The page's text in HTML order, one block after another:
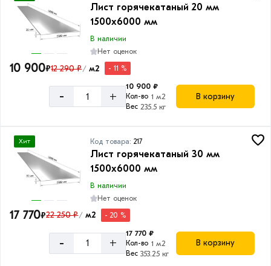
Лист горячекатаный 20 мм
1500х6000 мм
В наличии
Нет оценок
10 900₽12 290 ₽/ м2 - 11 %
- +
10 900 ₽
Кол-во 1 м2
Вес 235.5 кг
В корзину
Хит Код товара: 217
Лист горячекатаный 30 мм
1500х6000 мм
В наличии
Нет оценок
17 770₽22 250 ₽/ м2 - 20 %
- +
17 770 ₽
Кол-во 1 м2
Вес 353.25 кг
В корзину